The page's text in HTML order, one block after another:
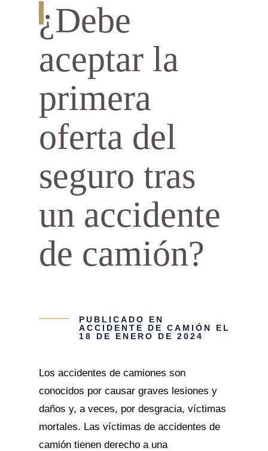
¿Debe
aceptar la
primera
oferta del
seguro tras
un accidente
de camión?
PUBLICADO EN
ACCIDENTE DE CAMIÓN
EL
18 DE ENERO DE 2024
Los accidentes de camiones son
conocidos por causar graves lesiones y
daños y, a veces, por desgracia, víctimas
mortales. Las víctimas de accidentes de
camión tienen derecho a una